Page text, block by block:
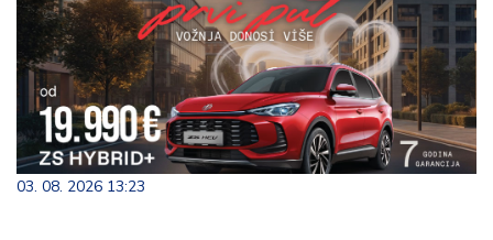
03. 08. 2026 13:23